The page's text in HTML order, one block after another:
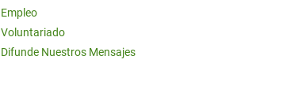
Empleo
Voluntariado
Difunde Nuestros Mensajes